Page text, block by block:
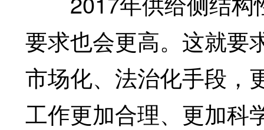
要求也会更高。这就要
市场化、法治化手段，
工作更加合理、更加科